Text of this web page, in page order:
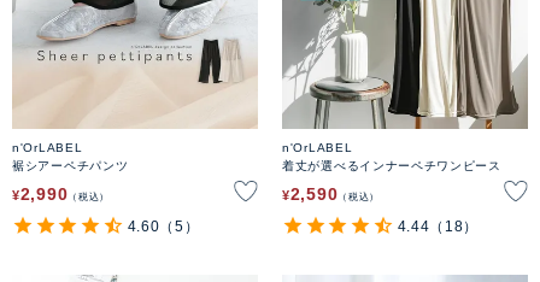
n'OrLABEL
裾シアーペチパンツ
¥2,990 税込
4.60 （5）
n'OrLABEL
着丈が選べるインナーペチワンピース
¥2,590 税込
4.44 （18）